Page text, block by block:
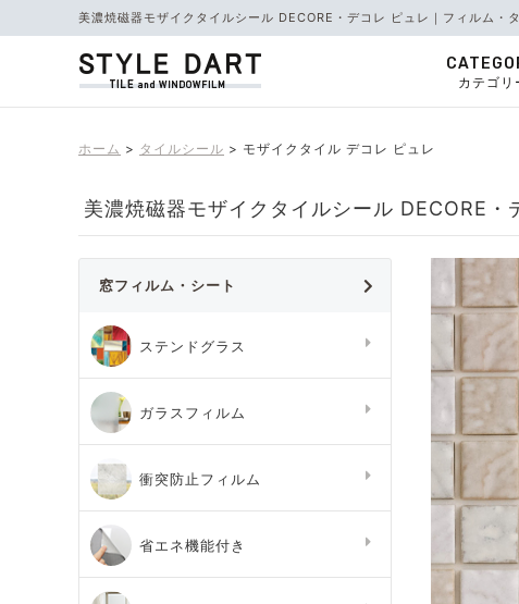
美濃焼磁器モザイクタイルシール DECORE・デコレ ピュレ｜フィルム・
カテゴリ
ホーム タイルシール モザイクタイル デコレ ピュレ
美濃焼磁器モザイクタイルシール DECORE・
窓フィルム・シート
ステンドグラス
ガラスフィルム
衝突防止フィルム
省エネ機能付き